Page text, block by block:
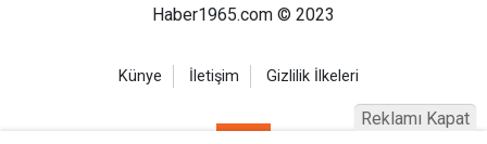
Haber1965.com © 2023
Künye İletişim Gizlilik İlkeleri
Reklamı Kapat